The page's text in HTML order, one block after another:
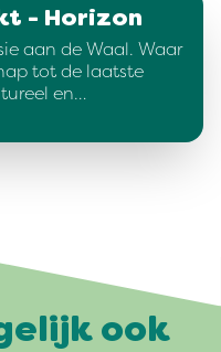
- Horizon
aan de Waal. Waar
tot de laatste
en…
ook